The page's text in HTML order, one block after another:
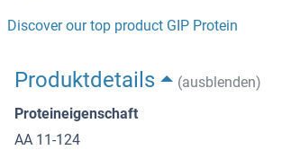
Discover our top product GIP Protein
Produktdetails
(ausblenden)
Proteineigenschaft
AA 11-124